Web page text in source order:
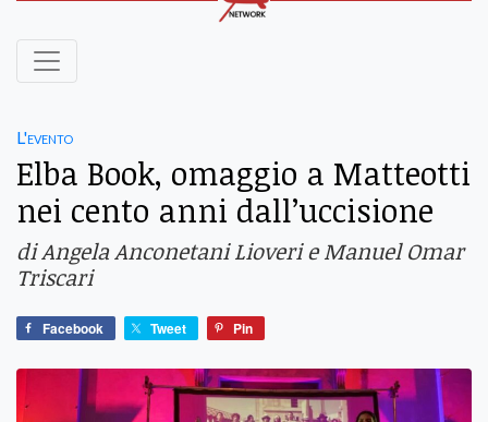
L'evento
Elba Book, omaggio a Matteotti
nei cento anni dall’uccisione
di Angela Anconetani Lioveri e Manuel Omar
Triscari
Facebook Tweet Pin